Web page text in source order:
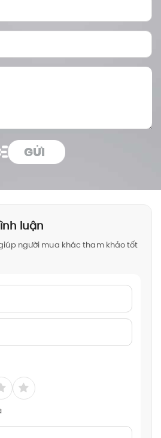
GỬI
luận
người mua khác tham khảo tốt